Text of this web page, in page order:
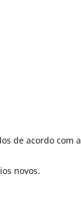
de acordo com a
novos.